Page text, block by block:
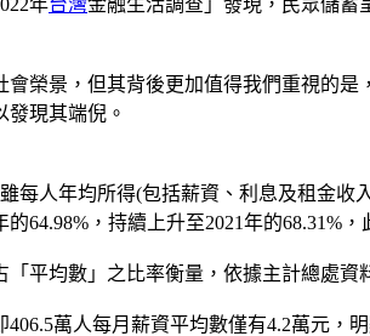
榮景，但其背後更加值得我們重視的
現其端倪。
每人年均所得(包括薪資、利息及租金
64.98%，持續上升至2021年的68.31%
平均數」之比率衡量，依據主計總處資
萬人每月薪資平均數僅有4.2萬元